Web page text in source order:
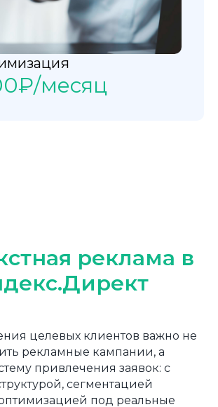
месяц
реклама в
целевых клиентов важно не
рекламные кампании, а
привлечения заявок: с
сегментацией
под реальные
Брендинг
Email
Пиар